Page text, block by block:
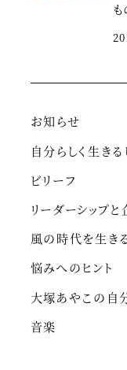
お知らせ
自分らしく生きる
ビリーフ
リーダーシップ
風の時代を生き
悩みへのヒント
大塚あやこの自
音楽